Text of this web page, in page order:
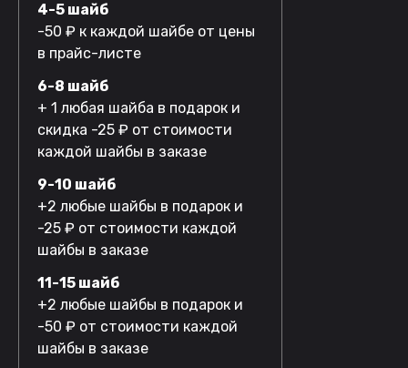
4-5 шайб
-50 ₽ к каждой шайбе от цены
в прайс-листе
6-8 шайб
+ 1 любая шайба в подарок и
скидка -25 ₽ от стоимости
каждой шайбы в заказе
9-10 шайб
+2 любые шайбы в подарок и
-25 ₽ от стоимости каждой
шайбы в заказе
11-15 шайб
+2 любые шайбы в подарок и
-50 ₽ от стоимости каждой
шайбы в заказе